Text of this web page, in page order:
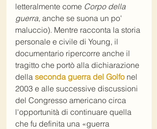
letteralmente come Corpo della
guerra, anche se suona un po'
maluccio). Mentre racconta la storia
personale e civile di Young, il
documentario ripercorre anche il
tragitto che portò alla dichiarazione
della seconda guerra del Golfo nel
2003 e alle successive discussioni
del Congresso americano circa
l'opportunità di continuare quella
che fu definita una «guerra